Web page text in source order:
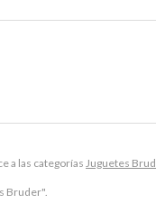
a las categorías Juguetes
Bruder".